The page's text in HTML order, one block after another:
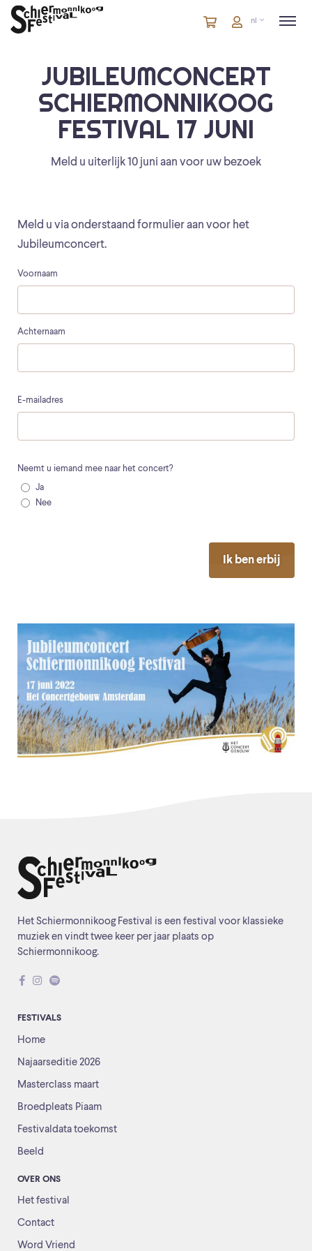
Winkelmandje
artikelen
Account
nl
JUBILEUMCONCERT
SCHIERMONNIKOOG
FESTIVAL 17 JUNI
Meld u uiterlijk 10 juni aan voor uw bezoek
Meld u via onderstaand formulier aan voor het
Jubileumconcert.
Voornaam
Achternaam
E-mailadres
Neemt u iemand mee naar het concert?
Ja
Nee
Ik ben erbij
Het Schiermonnikoog Festival is een festival voor klassieke
muziek en vindt twee keer per jaar plaats op
Schiermonnikoog.
FESTIVALS
Home
Najaarseditie 2026
Masterclass maart
Broedpleats Piaam
Festivaldata toekomst
Beeld
OVER ONS
Het festival
Contact
Word Vriend